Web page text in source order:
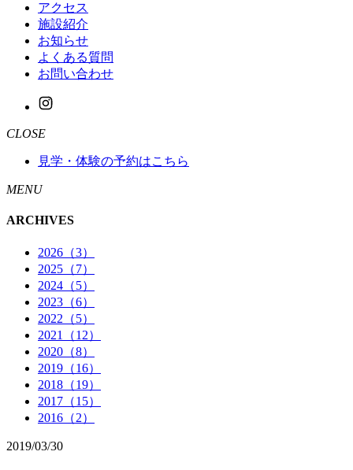
アクセス
施設紹介
お知らせ
よくある質問
お問い合わせ
CLOSE
見学・体験の予約はこちら
MENU
ARCHIVES
2026（3）
2025（7）
2024（5）
2023（6）
2022（5）
2021（12）
2020（8）
2019（16）
2018（19）
2017（15）
2016（2）
2019/03/30